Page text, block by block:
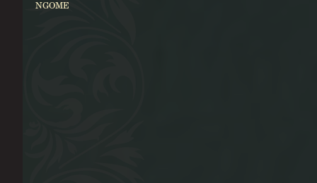
NGOME